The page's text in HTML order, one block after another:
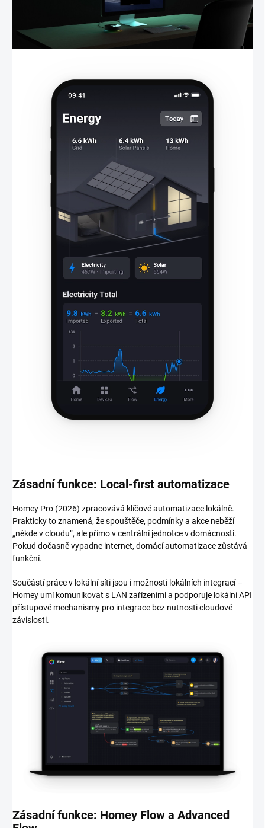
Zásadní funkce: Local-first automatizace
Homey Pro (2026) zpracovává klíčové automatizace lokálně.
Prakticky to znamená, že spouštěče, podmínky a akce neběží
„někde v cloudu“, ale přímo v centrální jednotce v domácnosti.
Pokud dočasně vypadne internet, domácí automatizace zůstává
funkční.
Součástí práce v lokální síti jsou i možnosti lokálních integrací –
Homey umí komunikovat s LAN zařízeními a podporuje lokální API
přístupové mechanismy pro integrace bez nutnosti cloudové
závislosti.
Zásadní funkce: Homey Flow a Advanced